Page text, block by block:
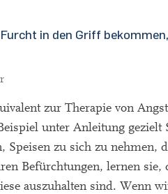
in den Griff
zur Therapie von
unter Anleitung gezielt
Speisen zu sich zu nehmen,
Befürchtungen, lernen sie,
auszuhalten sind. Wenn